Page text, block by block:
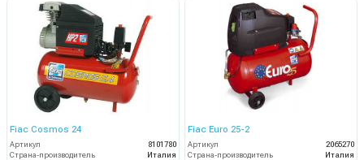
Fiac Cosmos 24
Артикул
8101780
Страна-производитель
Италия
Fiac Euro 25-2
Артикул
2065270
Страна-производитель
Италия